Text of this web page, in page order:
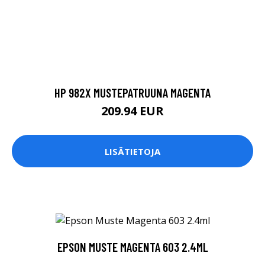
HP 982X MUSTEPATRUUNA MAGENTA
209.94 EUR
LISÄTIETOJA
EPSON MUSTE MAGENTA 603 2.4ML